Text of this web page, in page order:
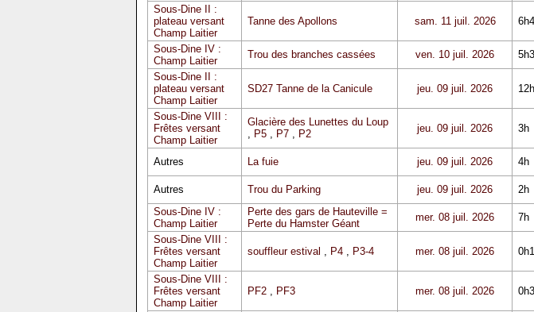
Sous-Dine II :
plateau versant
Champ Laitier
Tanne des Apollons sam. 11 juil. 2026
Sous-Dine IV :
Champ Laitier
Trou des branches cassées ven. 10 juil. 2026
Sous-Dine II :
plateau versant
Champ Laitier
SD27 Tanne de la Canicule jeu. 09 juil. 2026
Sous-Dine VIII :
Frêtes versant
Champ Laitier
Glacière des Lunettes du Loup
, P5, P7, P2 jeu. 09 juil. 2026 3h
Autres La fuie jeu. 09 juil. 2026 4h
Autres
Trou du Parking jeu. 09 juil. 2026 2h
Sous-Dine IV :
Champ Laitier
Perte des gars de Hauteville =
Perte du Hamster Géant
mer. 08 juil. 2026 7h
Sous-Dine VIII :
Frêtes versant
Champ Laitier
souffleur estival , P4, P3-4 mer. 08 juil. 2026
Sous-Dine VIII :
Frêtes versant
Champ Laitier
PF2, PF3 mer. 08 juil. 2026